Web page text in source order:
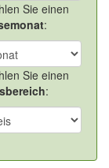
Sie einen
:
Sie einen
: